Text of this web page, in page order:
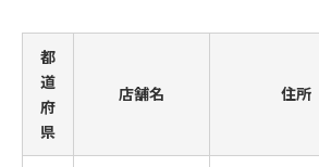
都
道
府
県
店舗名 住所